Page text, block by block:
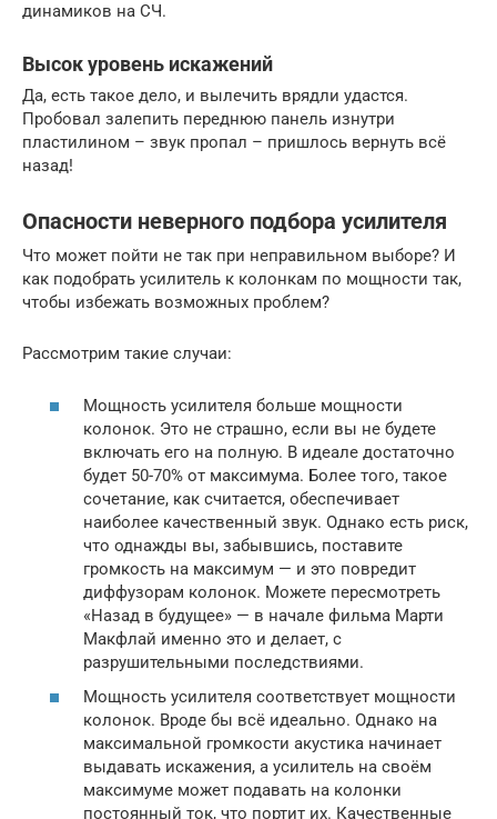
динамиков на СЧ.
Высок уровень искажений
Да, есть такое дело, и вылечить врядли удастся.
Пробовал залепить переднюю панель изнутри
пластилином – звук пропал – пришлось вернуть всё
назад!
Опасности неверного подбора усилителя
Что может пойти не так при неправильном выборе? И
как подобрать усилитель к колонкам по мощности так,
чтобы избежать возможных проблем?
Рассмотрим такие случаи:
Мощность усилителя больше мощности
колонок. Это не страшно, если вы не будете
включать его на полную. В идеале достаточно
будет 50-70% от максимума. Более того, такое
сочетание, как считается, обеспечивает
наиболее качественный звук. Однако есть риск,
что однажды вы, забывшись, поставите
громкость на максимум — и это повредит
диффузорам колонок. Можете пересмотреть
«Назад в будущее» — в начале фильма Марти
Макфлай именно это и делает, с
разрушительными последствиями.
Мощность усилителя соответствует мощности
колонок. Вроде бы всё идеально. Однако на
максимальной громкости акустика начинает
выдавать искажения, а усилитель на своём
максимуме может подавать на колонки
постоянный ток, что портит их. Качественные